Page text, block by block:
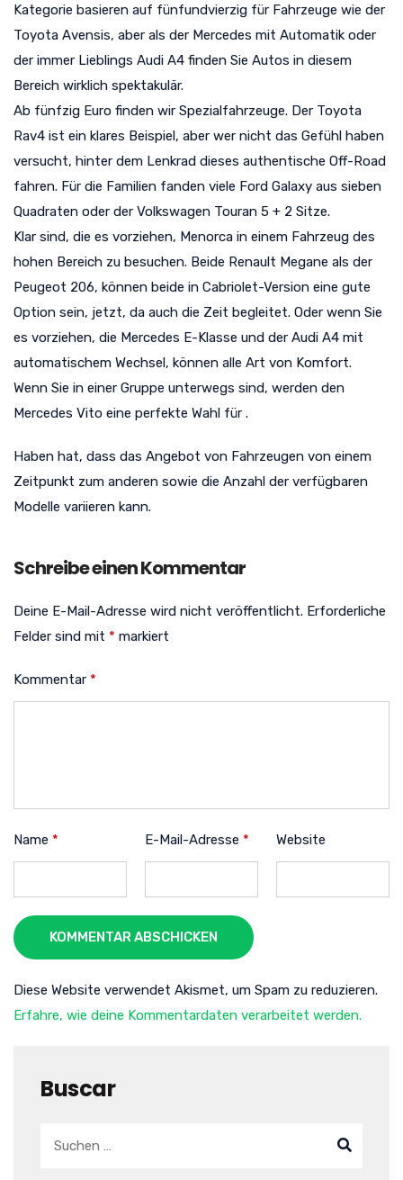
Kategorie basieren auf fünfundvierzig für Fahrzeuge wie der
Toyota Avensis, aber als der Mercedes mit Automatik oder
der immer Lieblings Audi A4 finden Sie Autos in diesem
Bereich wirklich spektakulär.
Ab fünfzig Euro finden wir Spezialfahrzeuge. Der Toyota
Rav4 ist ein klares Beispiel, aber wer nicht das Gefühl haben
versucht, hinter dem Lenkrad dieses authentische Off-Road
fahren. Für die Familien fanden viele Ford Galaxy aus sieben
Quadraten oder der Volkswagen Touran 5 + 2 Sitze.
Klar sind, die es vorziehen, Menorca in einem Fahrzeug des
hohen Bereich zu besuchen. Beide Renault Megane als der
Peugeot 206, können beide in Cabriolet-Version eine gute
Option sein, jetzt, da auch die Zeit begleitet. Oder wenn Sie
es vorziehen, die Mercedes E-Klasse und der Audi A4 mit
automatischem Wechsel, können alle Art von Komfort.
Wenn Sie in einer Gruppe unterwegs sind, werden den
Mercedes Vito eine perfekte Wahl für .
Haben hat, dass das Angebot von Fahrzeugen von einem
Zeitpunkt zum anderen sowie die Anzahl der verfügbaren
Modelle variieren kann.
Schreibe einen Kommentar
Deine E-Mail-Adresse wird nicht veröffentlicht. Erforderliche
Felder sind mit * markiert
Kommentar *
Name * E-Mail-Adresse * Website
KOMMENTAR ABSCHICKEN
Diese Website verwendet Akismet, um Spam zu reduzieren.
Erfahre, wie deine Kommentardaten verarbeitet werden.
Buscar